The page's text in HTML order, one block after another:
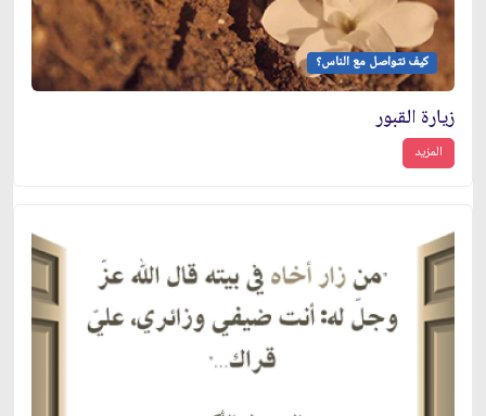
كيف نتواصل مع الناس؟
زيارة القبور
المزيد